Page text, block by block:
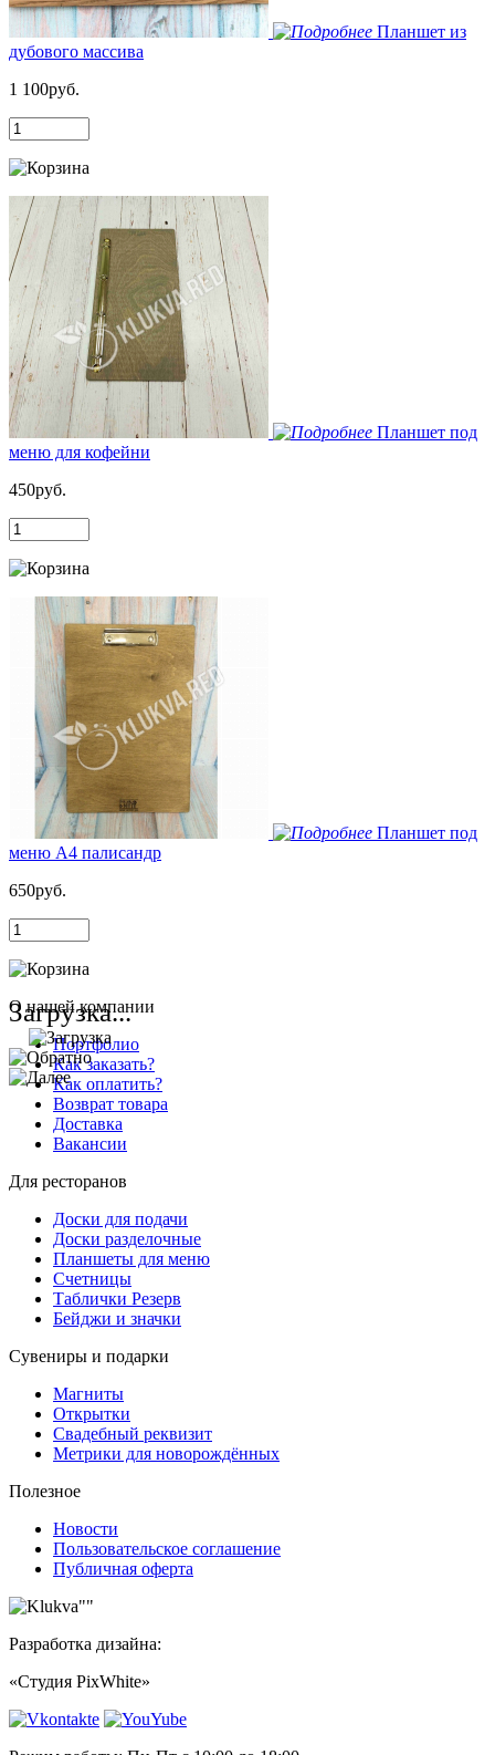
Планшет из
дубового массива
1 100руб.
Планшет под
меню для кофейни
450руб.
Планшет под
меню А4 палисандр
650руб.
Загрузка...
О нашей компании
Портфолио
Как заказать?
Как оплатить?
Возврат товара
Доставка
Вакансии
Для ресторанов
Доски для подачи
Доски разделочные
Планшеты для меню
Счетницы
Таблички Резерв
Бейджи и значки
Сувениры и подарки
Магниты
Открытки
Свадебный реквизит
Метрики для новорождённых
Полезное
Новости
Пользовательское соглашение
Публичная оферта
Разработка дизайна:
«Студия PixWhite»